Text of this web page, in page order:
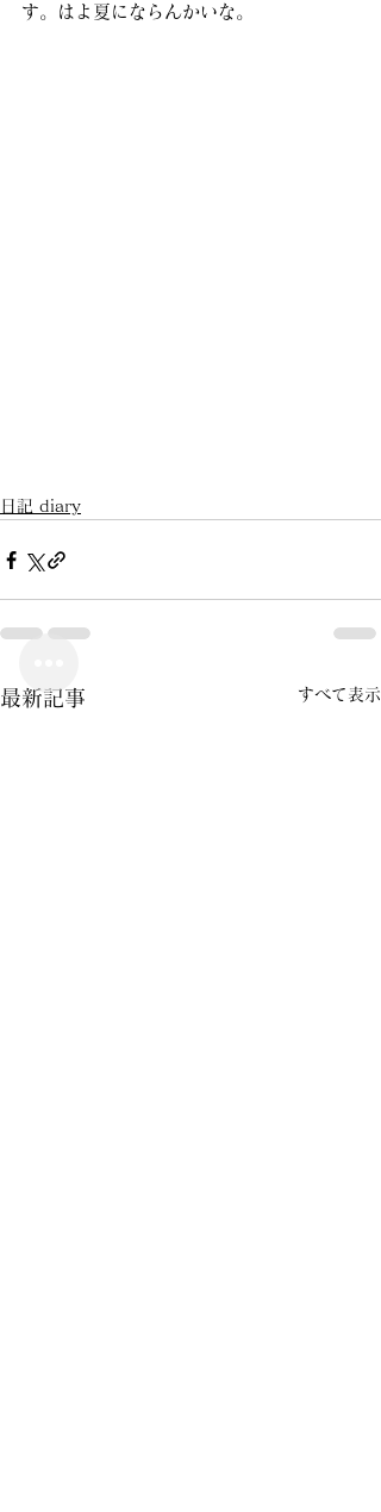
す。はよ夏にならんかいな。
日記 diary
最新記事 すべて表示